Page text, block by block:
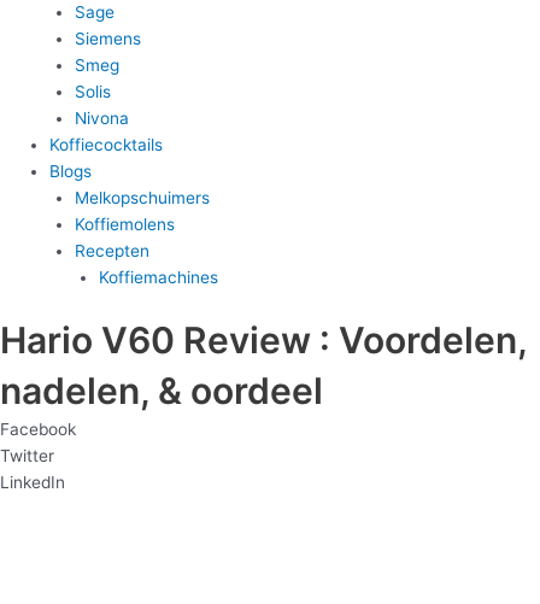
Sage
Siemens
Smeg
Solis
Nivona
Koffiecocktails
Blogs
Melkopschuimers
Koffiemolens
Recepten
Koffiemachines
Hario V60 Review : Voordelen,
nadelen, & oordeel
Facebook
Twitter
LinkedIn